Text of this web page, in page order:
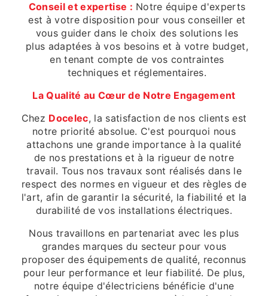
Conseil et expertise : Notre équipe d'experts
est à votre disposition pour vous conseiller et
vous guider dans le choix des solutions les
plus adaptées à vos besoins et à votre budget,
en tenant compte de vos contraintes
techniques et réglementaires.
La Qualité au Cœur de Notre Engagement
Chez Docelec, la satisfaction de nos clients est
notre priorité absolue. C'est pourquoi nous
attachons une grande importance à la qualité
de nos prestations et à la rigueur de notre
travail. Tous nos travaux sont réalisés dans le
respect des normes en vigueur et des règles de
l'art, afin de garantir la sécurité, la fiabilité et la
durabilité de vos installations électriques.
Nous travaillons en partenariat avec les plus
grandes marques du secteur pour vous
proposer des équipements de qualité, reconnus
pour leur performance et leur fiabilité. De plus,
notre équipe d'électriciens bénéficie d'une